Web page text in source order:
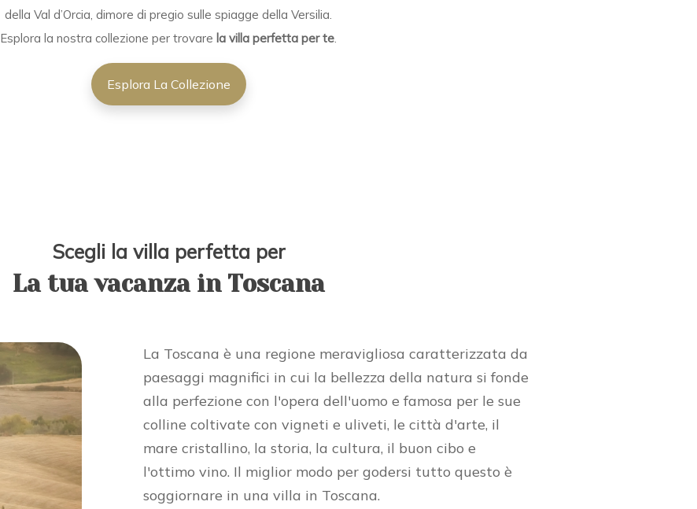
della Val d’Orcia, dimore di pregio sulle spiagge della Versilia.
Esplora la nostra collezione per trovare la villa perfetta per te.
Esplora La Collezione
Scegli la villa perfetta per
La tua vacanza in Toscana
La Toscana è una regione meravigliosa caratterizzata da
paesaggi magnifici in cui la bellezza della natura si fonde
alla perfezione con l'opera dell'uomo e famosa per le sue
colline coltivate con vigneti e uliveti, le città d'arte, il
mare cristallino, la storia, la cultura, il buon cibo e
l'ottimo vino. Il miglior modo per godersi tutto questo è
soggiornare in una villa in Toscana.